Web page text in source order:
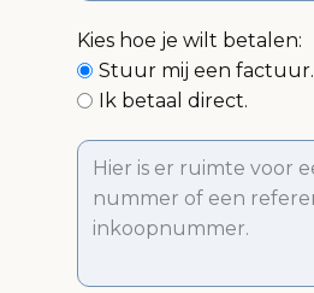
Kies hoe je wilt betalen:
Stuur mij een factuur.
Ik betaal direct.